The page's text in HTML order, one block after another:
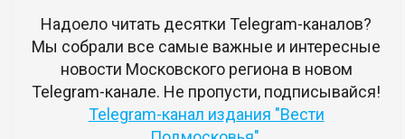
Надоело читать десятки Telegram-каналов?
Мы собрали все самые важные и интересные
новости Московского региона в новом
Telegram-канале. Не пропусти, подписывайся!
Telegram-канал издания "Вести